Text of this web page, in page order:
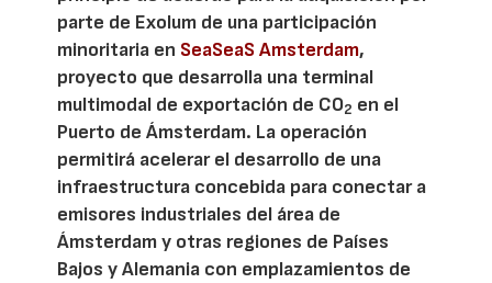
parte de Exolum de una participación
minoritaria en SeaSeaS Amsterdam,
proyecto que desarrolla una terminal
multimodal de exportación de CO2 en el
Puerto de Ámsterdam. La operación
permitirá acelerar el desarrollo de una
infraestructura concebida para conectar a
emisores industriales del área de
Ámsterdam y otras regiones de Países
Bajos y Alemania con emplazamientos de